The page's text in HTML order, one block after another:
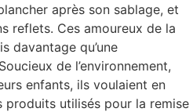
après son sablage, et
reflets. Ces amoureux de la
davantage qu’une
de l’environnement,
enfants, ils voulaient en
utilisés pour la remise